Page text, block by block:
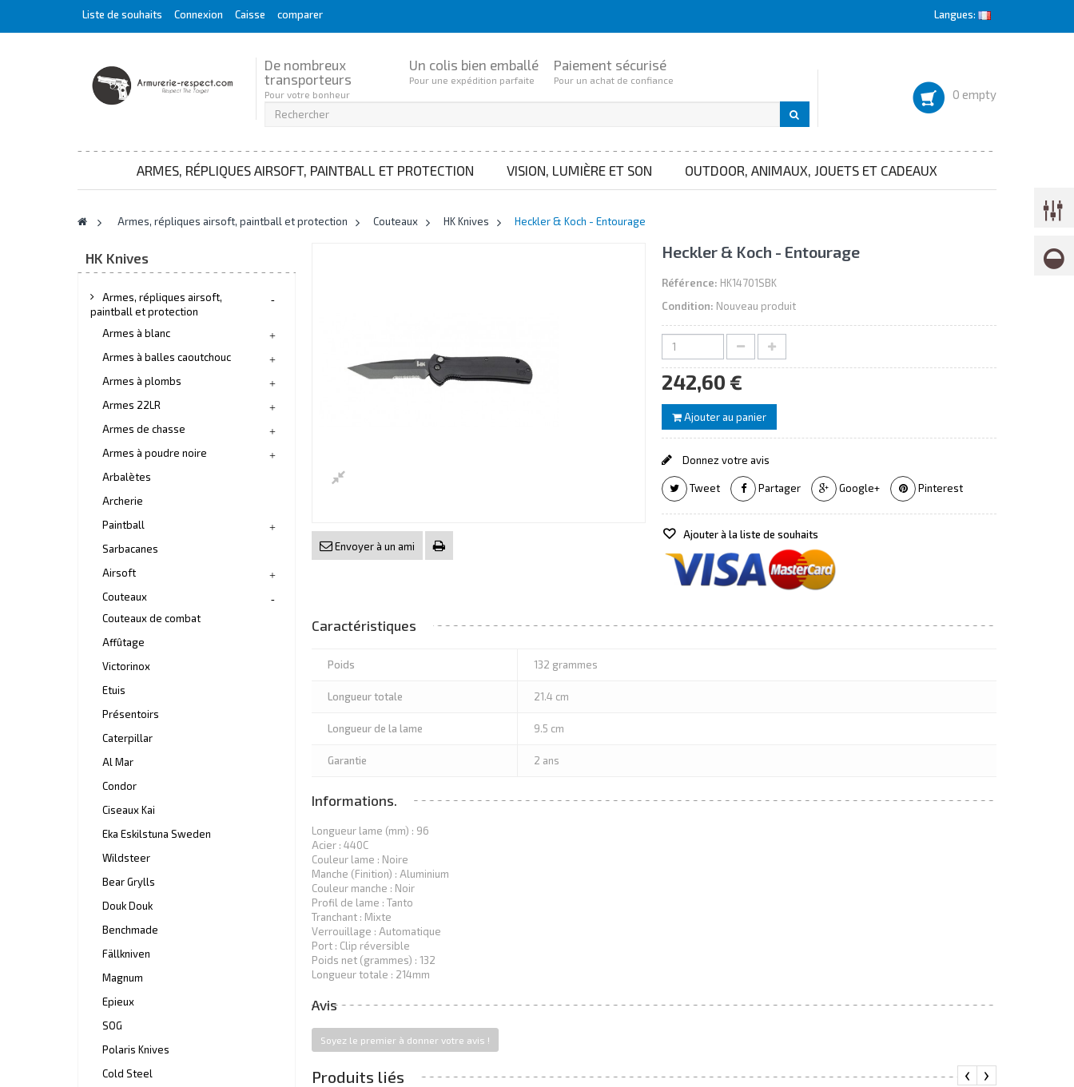
Liste de souhaits Connexion Caisse comparer Langues:
De nombreux
transporteurs
Pour votre bonheur
Un colis bien emballé
Pour une expédition parfaite
Paiement sécurisé
Pour un achat de confiance
0 empty
ARMES, RÉPLIQUES AIRSOFT, PAINTBALL ET PROTECTION VISION, LUMIÈRE ET SON OUTDOOR, ANIMAUX, JOUETS ET CADEAUX
> Armes, répliques airsoft, paintball et protection > Couteaux > HK Knives > Heckler & Koch - Entourage
HK Knives
Armes, répliques airsoft,
paintball et protection
Armes à blanc
Armes à balles caoutchouc
Armes à plombs
Armes 22LR
Armes de chasse
Armes à poudre noire
Arbalètes
Archerie
Paintball
Sarbacanes
Airsoft
Couteaux
Couteaux de combat
Affûtage
Victorinox
Etuis
Présentoirs
Caterpillar
Al Mar
Condor
Ciseaux Kai
Eka Eskilstuna Sweden
Wildsteer
Bear Grylls
Douk Douk
Benchmade
Fällkniven
Magnum
Epieux
SOG
Polaris Knives
Cold Steel
Envoyer à un ami
Heckler & Koch - Entourage
Référence: HK14701SBK
Condition: Nouveau produit
242,60 €
Ajouter au panier
Donnez votre avis
Tweet Partager Google+ Pinterest
Ajouter à la liste de souhaits
Caractéristiques
Poids 132 grammes
Longueur totale 21.4 cm
Longueur de la lame 9.5 cm
Garantie 2 ans
Informations.
Longueur lame (mm) : 96
Acier : 440C
Couleur lame : Noire
Manche (Finition) : Aluminium
Couleur manche : Noir
Profil de lame : Tanto
Tranchant : Mixte
Verrouillage : Automatique
Port : Clip réversible
Poids net (grammes) : 132
Longueur totale : 214mm
Avis
Soyez le premier à donner votre avis !
Produits liés ‹ ›